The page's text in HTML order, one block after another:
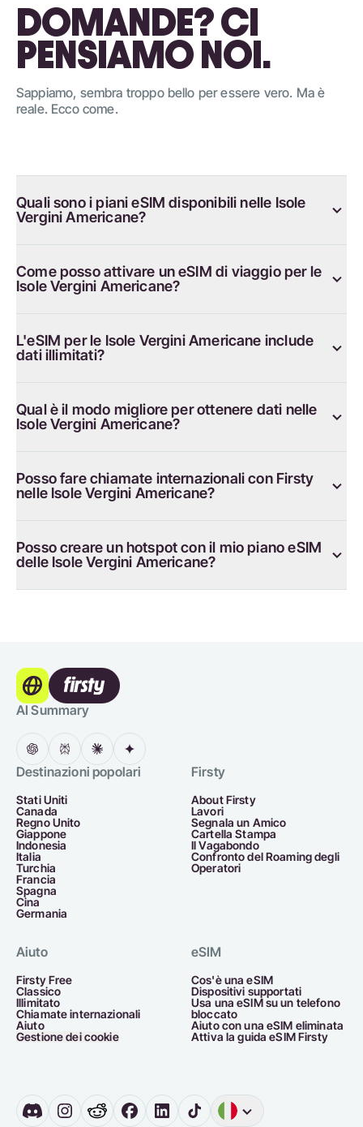
DOMANDE? CI
PENSIAMO NOI.
Sappiamo, sembra troppo bello per essere vero. Ma è
reale. Ecco come.
Quali sono i piani eSIM disponibili nelle Isole
Vergini Americane?
Come posso attivare un eSIM di viaggio per le
Isole Vergini Americane?
L'eSIM per le Isole Vergini Americane include
dati illimitati?
Qual è il modo migliore per ottenere dati nelle
Isole Vergini Americane?
Posso fare chiamate internazionali con Firsty
nelle Isole Vergini Americane?
Posso creare un hotspot con il mio piano eSIM
delle Isole Vergini Americane?
AI Summary
Destinazioni popolari
Stati Uniti
Canada
Regno Unito
Giappone
Indonesia
Italia
Turchia
Francia
Spagna
Cina
Germania
Firsty
About Firsty
Lavori
Segnala un Amico
Cartella Stampa
Il Vagabondo
Confronto del Roaming degli
Operatori
Aiuto
Firsty Free
Classico
Illimitato
Chiamate internazionali
Aiuto
Gestione dei cookie
eSIM
Cos'è una eSIM
Dispositivi supportati
Usa una eSIM su un telefono
bloccato
Aiuto con una eSIM eliminata
Attiva la guida eSIM Firsty